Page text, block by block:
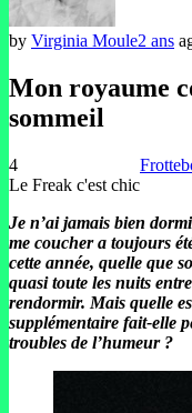
by Virginia Moule2 ans
Mon royaume
sommeil
4
Le Freak c'est chic
Je n’ai jamais bien
me coucher a toujours
cette année, quelle que
quasi toute les nuits
rendormir. Mais quelle
supplémentaire fait-elle
troubles de l’humeur ?